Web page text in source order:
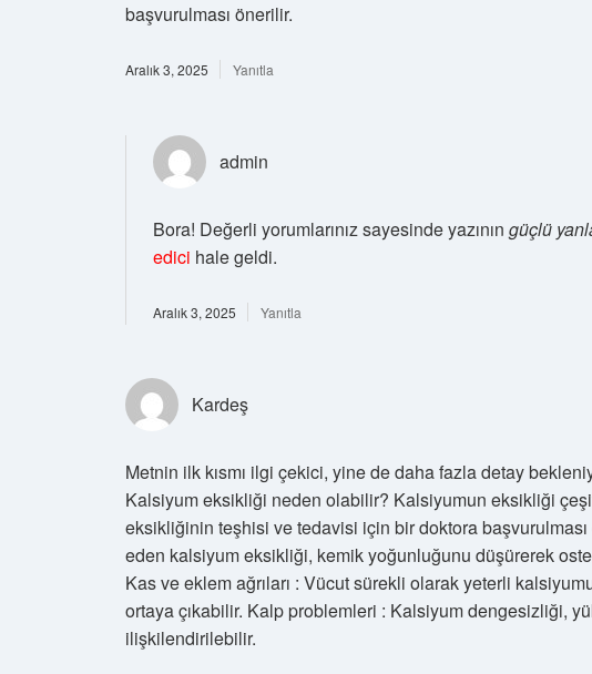
başvurulması önerilir.
Aralık 3, 2025 Yanıtla
admin
Bora! Değerli yorumlarınız sayesinde yazının güçlü
edici hale geldi.
Aralık 3, 2025 Yanıtla
Kardeş
Metnin ilk kısmı ilgi çekici, yine de daha fazla detay
Kalsiyum eksikliği neden olabilir? Kalsiyumun eksikliği
eksikliğinin teşhisi ve tedavisi için bir doktora
eden kalsiyum eksikliği, kemik yoğunluğunu düşürerek
Kas ve eklem ağrıları : Vücut sürekli olarak yeterli
ortaya çıkabilir. Kalp problemleri : Kalsiyum dengesizliği,
ilişkilendirilebilir.